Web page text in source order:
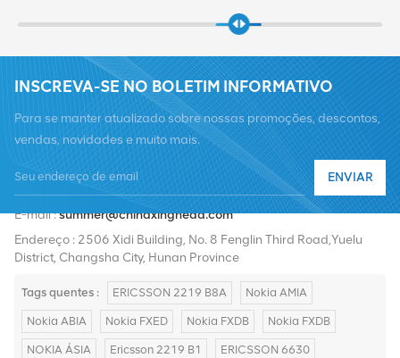
INSCREVA-SE NO BOLETIM INFORMATIVO
Para se manter atualizado sobre nossas promoções, descontos,
vendas, novidades e muito mais.
ENVIAR
E-mail :summer@chinaxingheda.com
Endereço : 2506 Xidi Building, No. 8 Fenglin Third Road,Yuelu
District, Changsha City, Hunan Province
Tags quentes : ERICSSON 2219 B8A Nokia AMIA
Nokia ABIA Nokia FXED Nokia FXDB Nokia FXDB
NOKIA ÁSIA Ericsson 2219 B1 ERICSSON 6630